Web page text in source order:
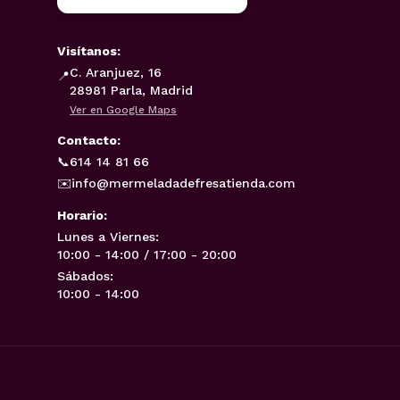
Visítanos:
📍C. Aranjuez, 16
28981 Parla, Madrid
Ver en Google Maps
Contacto:
📞614 14 81 66
✉️info@mermeladadefresatienda.com
Horario:
Lunes a Viernes:
10:00 - 14:00 / 17:00 - 20:00
Sábados:
10:00 - 14:00